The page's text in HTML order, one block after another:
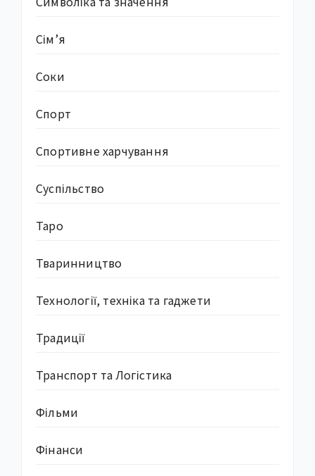
Сім’я
Соки
Спорт
Спортивне харчування
Суcпільство
Таро
Тваринництво
Технології, техніка та гаджети
Традиції
Транспорт та Логістика
Фільми
Фінанси